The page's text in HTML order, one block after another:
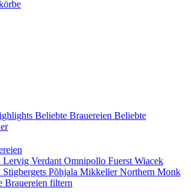
Beliebte Brauereien Beliebte
Lervig Verdant Omnipollo Fuerst Wiacek
Stigbergets Põhjala MikkellerNorthern Monk
Brauereien filtern